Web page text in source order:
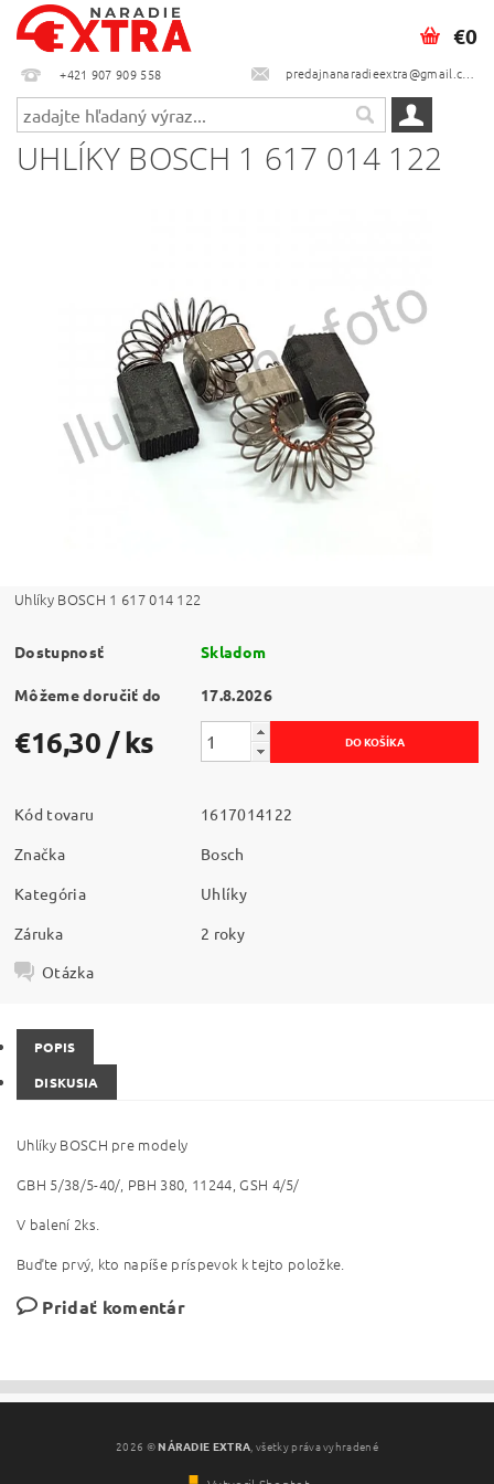
+421 907 909 558 predajnanaradieextra@gmail.com
€0
UHLÍKY BOSCH 1 617 014 122
Uhlíky BOSCH 1 617 014 122
Dostupnosť Skladom
Môžeme doručiť do 17.8.2026
€16,30 / ks
Kód tovaru
1617014122
Značka
Bosch
Kategória
Uhlíky
Záruka
2 roky
Otázka
POPIS
DISKUSIA
Uhlíky BOSCH pre modely
GBH 5/38/5-40/, PBH 380, 11244, GSH 4/5/
V balení 2ks.
Buďte prvý, kto napíše príspevok k tejto položke.
Pridať komentár
2026 ©NÁRADIE EXTRA, všetky práva vyhradené